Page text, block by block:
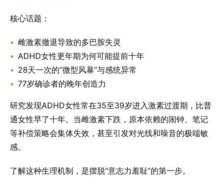
核心话题：
雌激素撤退导致的多巴胺失灵
ADHD女性更年期为何可能提前十年
28天一次的“微型风暴”与感统异常
77岁确诊者的晚年创造力
研究发现ADHD女性常在35至39岁进入激素过渡期，比普
通女性早了十年。当雌激素下跌，原本依赖的闹钟、笔记
等补偿策略会集体失效，甚至引发对光线和噪音的极端敏
感。
了解这种生理机制，是摆脱“意志力羞耻”的第一步。